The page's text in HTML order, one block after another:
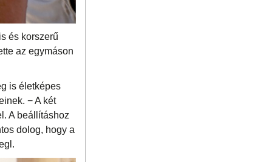
és korszerű
az egymáson
is életképes
− A két
A beállításhoz
dolog, hogy a